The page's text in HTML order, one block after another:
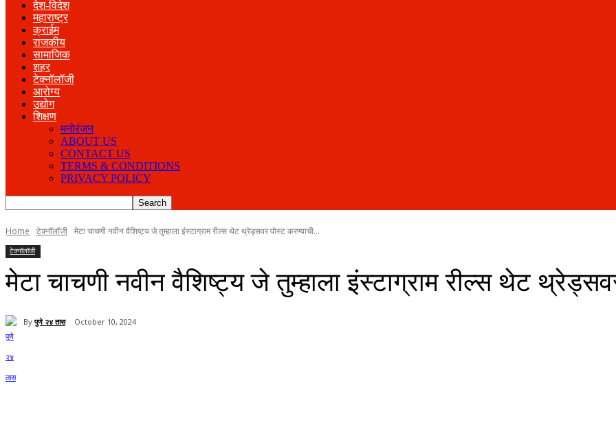
देश-विदेश
महाराष्ट्र
क्राईम
राजकीय
सामाजिक
शहर
टेक्नॉलॉजी
आरोग्य
उद्योग
शिक्षण
मनोरंजन
ABOUT US
CONTACT US
TERMS & CONDITIONS
PRIVACY POLICY
Home टेक्नॉलॉजी मेटा चाचणी नवीन वैशिष्ट्य जे तुम्हाला इंस्टाग्राम रील्स थेट थ्रेड्सवर पोस्ट करण्याची...
टेक्नॉलॉजी
मेटा चाचणी नवीन वैशिष्ट्य जे तुम्हाला इंस्टाग्राम रील्स थेट
By पुणे २४ तास October 10, 2024